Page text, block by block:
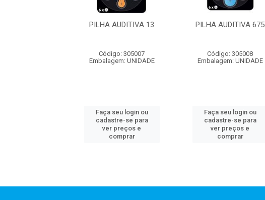
PILHA AUDITIVA 13
Código: 305007
Embalagem: UNIDADE
Faça seu login ou
cadastre-se para
ver preços e
comprar
PILHA AUDITIVA 675
Código: 305008
Embalagem: UNIDADE
Faça seu login ou
cadastre-se para
ver preços e
comprar